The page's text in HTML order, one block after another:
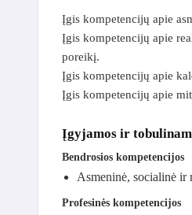
Įgis kompetencijų apie
Įgis kompetencijų apie
poreikį.
Įgis kompetencijų apie
Įgis kompetencijų apie
Įgyjamos ir
Bendrosios kompetencijos
Asmeninė, socialinė ir
Profesinės kompetencijos